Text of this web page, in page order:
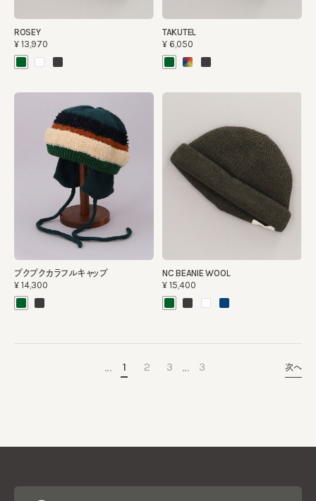
ROSEY
¥13,970
TAKUTEL
¥6,050
プクプクカラフルキャップ
¥14,300
NC BEANIE WOOL
¥15,400
… 1 2 3 … 3 次へ